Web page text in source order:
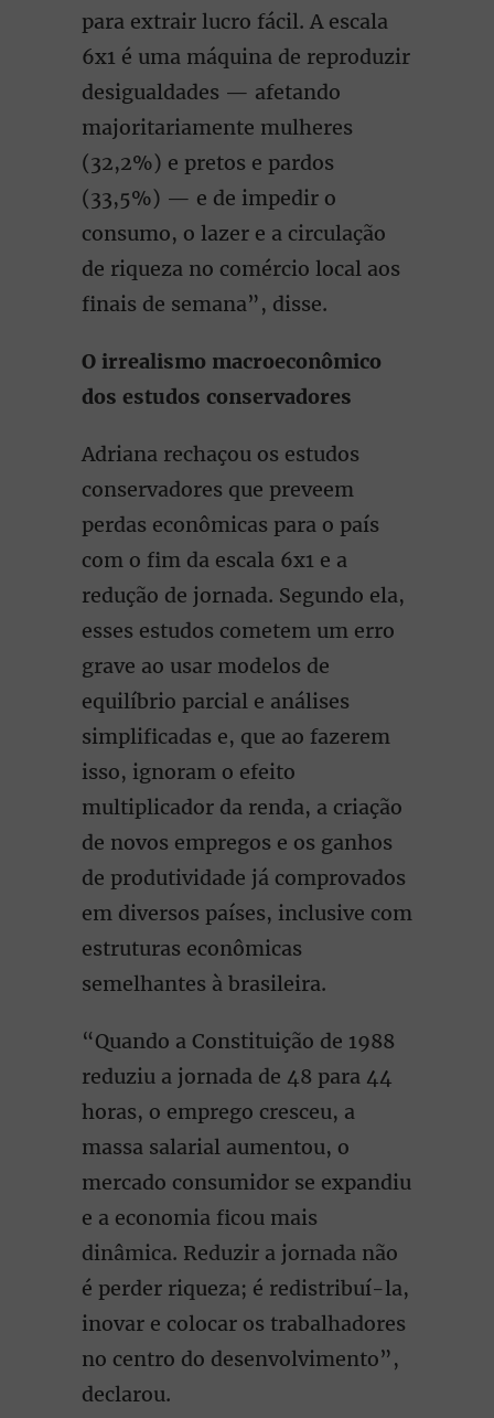
para extrair lucro fácil. A escala
6x1 é uma máquina de reproduzir
desigualdades — afetando
majoritariamente mulheres
(32,2%) e pretos e pardos
(33,5%) — e de impedir o
consumo, o lazer e a circulação
de riqueza no comércio local aos
finais de semana”, disse.
O irrealismo macroeconômico
dos estudos conservadores
Adriana rechaçou os estudos
conservadores que preveem
perdas econômicas para o país
com o fim da escala 6x1 e a
redução de jornada. Segundo ela,
esses estudos cometem um erro
grave ao usar modelos de
equilíbrio parcial e análises
simplificadas e, que ao fazerem
isso, ignoram o efeito
multiplicador da renda, a criação
de novos empregos e os ganhos
de produtividade já comprovados
em diversos países, inclusive com
estruturas econômicas
semelhantes à brasileira.
“Quando a Constituição de 1988
reduziu a jornada de 48 para 44
horas, o emprego cresceu, a
massa salarial aumentou, o
mercado consumidor se expandiu
e a economia ficou mais
dinâmica. Reduzir a jornada não
é perder riqueza; é redistribuí-la,
inovar e colocar os trabalhadores
no centro do desenvolvimento”,
declarou.